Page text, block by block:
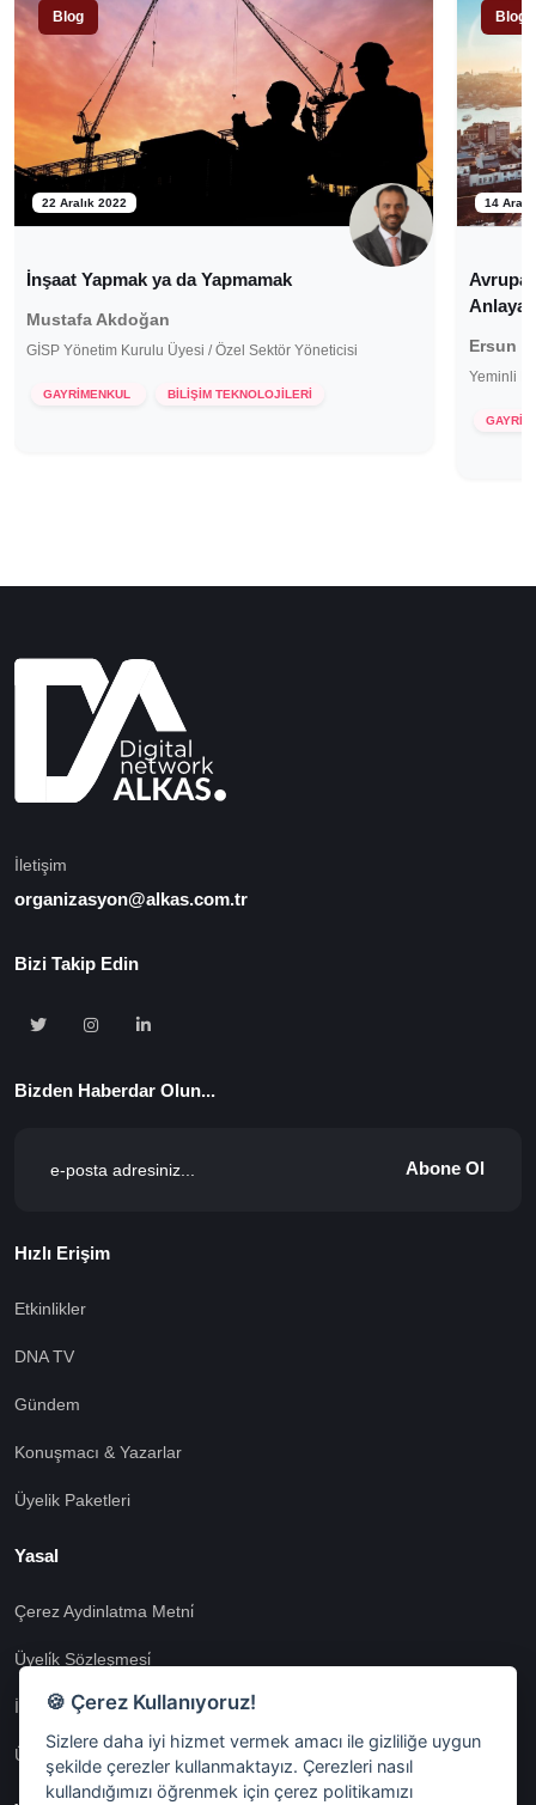
Blog
22 Aralık 2022
İnşaat Yapmak ya da Yapmamak
Mustafa Akdoğan
GİSP Yönetim Kurulu Üyesi / Özel Sektör Yöneticisi
GAYRİMENKUL BİLİŞİM TEKNOLOJİLERİ
Blog
14
Ersun
Yeminli
İletişim
organizasyon@alkas.com.tr
Bizi Takip Edin
Bizden Haberdar Olun...
Abone Ol
Hızlı Erişim
Etkinlikler
DNA TV
Gündem
Konuşmacı & Yazarlar
Üyelik Paketleri
Yasal
Çerez Aydinlatma Metni̇
Üyeli̇k Sözleşmesi̇
İnternet Si̇tesi̇ Aydinlatma Metni̇
Üyeli̇k Aydinlatma Metni̇
🍪 Çerez Kullanıyoruz!
Sizlere daha iyi hizmet vermek amacı ile gizliliğe uygun
şekilde çerezler kullanmaktayız. Çerezleri nasıl
kullandığımızı öğrenmek için çerez politikamızı